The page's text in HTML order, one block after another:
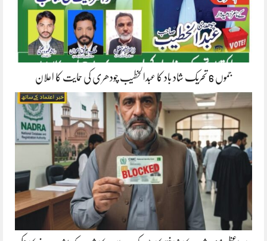
جموں 6 تحریک شاد باد کا عبدالخطیب چودھری کی حمایت کا اعلان